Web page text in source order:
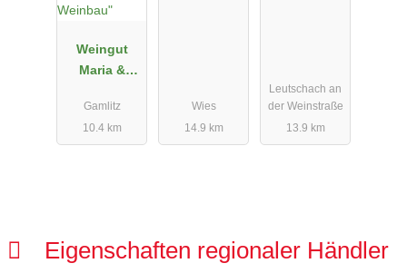
Weingut
Maria &
Söll "Sanfter
Weinbau"
Gamlitz
10.4 km
Wies
14.9 km
Leutschach an
der Weinstraße
13.9 km
Eigenschaften regionaler Händler